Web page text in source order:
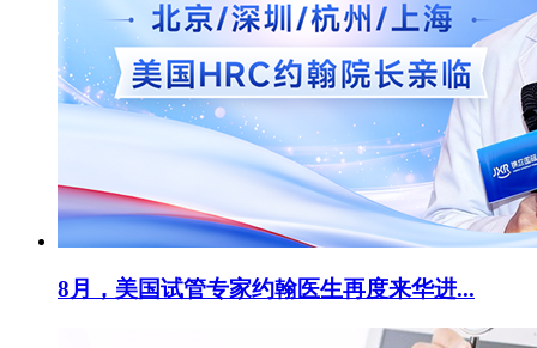
8月，美国试管专家约翰医生再度来华进...